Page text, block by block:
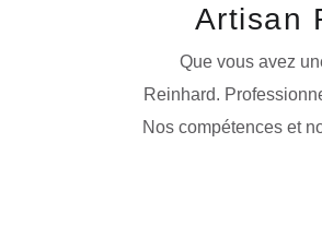
Artisan
Que vous avez
Reinhard.
Nos compétences et